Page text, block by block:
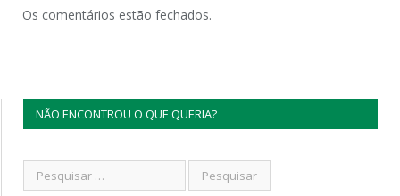
Os comentários estão fechados.
NÃO ENCONTROU O QUE QUERIA?